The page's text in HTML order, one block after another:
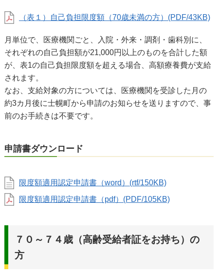
（表１）自己負担限度額（70歳未満の方）(PDF/43KB)
月単位で、医療機関ごと、入院・外来・調剤・歯科別に、
それぞれの自己負担額が21,000円以上のものを合計した額
が、表1の自己負担限度額を超える場合、高額療養費が支給
されます。
なお、支給対象の方については、医療機関を受診した月の
約3カ月後に士幌町から申請のお知らせを送りますので、事
前のお手続きは不要です。
申請書ダウンロード
限度額適用認定申請書（word）(rtf/150KB)
限度額適用認定申請書（pdf）(PDF/105KB)
７０～７４歳（高齢受給者証をお持ち）の
方